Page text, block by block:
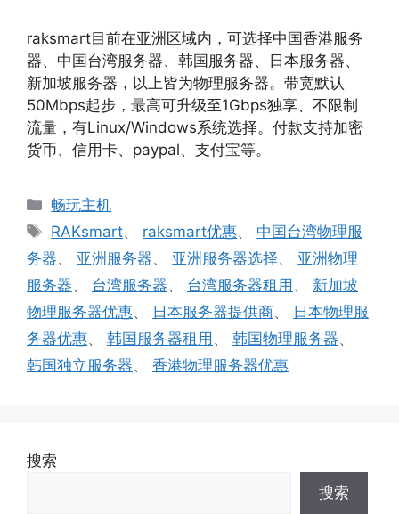
raksmart目前在亚洲区域内，可选择中国香港服务
器、中国台湾服务器、韩国服务器、日本服务器、
新加坡服务器，以上皆为物理服务器。带宽默认
50Mbps起步，最高可升级至1Gbps独享、不限制
流量，有Linux/Windows系统选择。付款支持加密
货币、信用卡、paypal、支付宝等。
分
类
畅玩主机
标
签
RAKsmart、 raksmart优惠、 中国台湾物理服
务器、 亚洲服务器、 亚洲服务器选择、 亚洲物理
服务器、 台湾服务器、 台湾服务器租用 、 新加坡
物理服务器优惠、 日本服务器提供商、 日本物理服
务器优惠、 韩国服务器租用 、 韩国物理服务器、
韩国独立服务器、 香港物理服务器优惠
搜索
搜索